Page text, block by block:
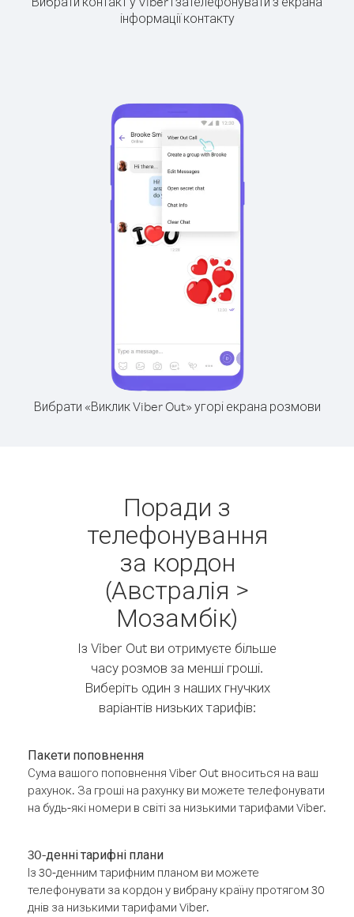
інформації контакту
Вибрати «Виклик Viber Out» угорі екрана розмови
Поради з
телефонування
за кордон
(Австралія >
Мозамбік)
Із Viber Out ви отримуєте більше
часу розмов за менші гроші.
Виберіть один з наших гнучких
варіантів низьких тарифів:
Пакети поповнення
Сума вашого поповнення Viber Out вноситься на ваш
рахунок. За гроші на рахунку ви можете телефонувати
на будь-які номери в світі за низькими тарифами Viber.
30-денні тарифні плани
Із 30-денним тарифним планом ви можете
телефонувати за кордон у вибрану країну протягом 30
днів за низькими тарифами Viber.